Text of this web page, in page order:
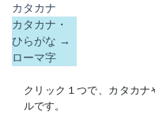
カタカナ
カタカナ・
ひらがな →
ローマ字
クリック１つで、カタカ
ルです。